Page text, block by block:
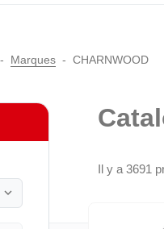
Marques CHARNWOOD
expand_more
Il y a 3691